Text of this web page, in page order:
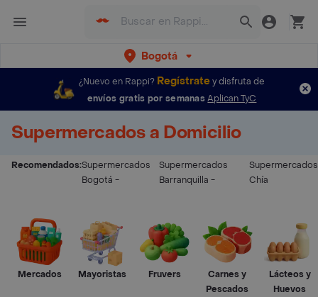
Bogotá
¿Nuevo en Rappi? Regístratey disfruta de
envíos gratis por semanas Aplican TyC
Supermercados a Domicilio
Recomendados:Supermercados
Bogotá -
Supermercados
Barranquilla -
Supermercados
Chía
Mercados Mayoristas Fruvers
Carnes y
Pescados
Lácteos y
Huevos